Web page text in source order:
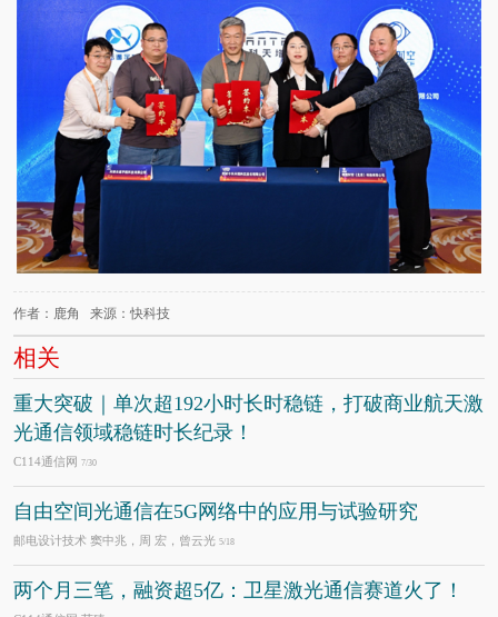
作者：鹿角 来源：快科技
相关
重大突破｜单次超192小时长时稳链，打破商业航天激
光通信领域稳链时长纪录！
C114通信网 7/30
自由空间光通信在5G网络中的应用与试验研究
邮电设计技术 窦中兆，周 宏，曾云光 5/18
两个月三笔，融资超5亿：卫星激光通信赛道火了！